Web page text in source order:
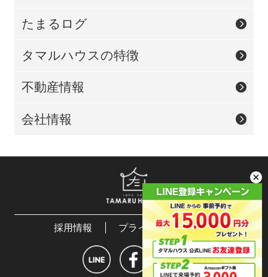
たまるログ
タマルハウスの特徴
不動産情報
会社情報
採用情報 プライバシーポリシー